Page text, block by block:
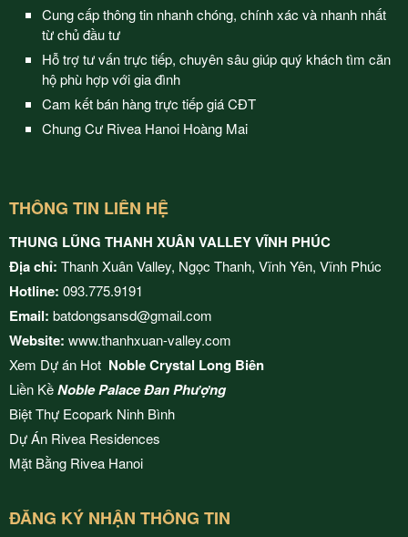
Cung cấp thông tin nhanh chóng, chính xác và nhanh nhất
từ chủ đầu tư
Hỗ trợ tư vấn trực tiếp, chuyên sâu giúp quý khách tìm căn
hộ phù hợp với gia đình
Cam kết bán hàng trực tiếp giá CĐT
Chung Cư Rivea Hanoi Hoàng Mai
THÔNG TIN LIÊN HỆ
THUNG LŨNG THANH XUÂN VALLEY VĨNH PHÚC
Địa chỉ: Thanh Xuân Valley, Ngọc Thanh, Vĩnh Yên, Vĩnh Phúc
Hotline: 093.775.9191
Email: batdongsansd@gmail.com
Website: www.thanhxuan-valley.com
Xem Dự án Hot Noble Crystal Long Biên
Liền KềNoble Palace Đan Phượng
Biệt Thự Ecopark Ninh Bình
Dự Án Rivea Residences
Mặt Bằng Rivea Hanoi
ĐĂNG KÝ NHẬN THÔNG TIN